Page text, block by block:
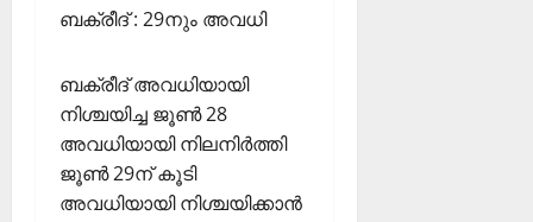
ബക്രീദ് : 29നും അവധി
ബക്രീദ് അവധിയായി
നിശ്ചയിച്ച ജൂണ്‍ 28
അവധിയായി നിലനിര്‍ത്തി
ജൂണ്‍ 29ന് കൂടി
അവധിയായി നിശ്ചയിക്കാന്‍